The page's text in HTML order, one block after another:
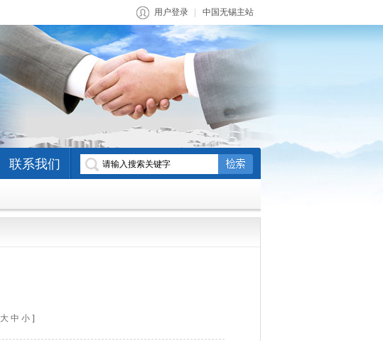
用户登录 中国无锡主站
联系我们
大 中 小 ]